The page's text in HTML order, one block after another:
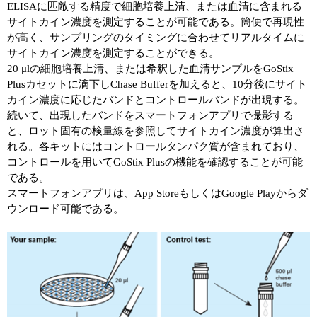
ELISAに匹敵する精度で細胞培養上清、または血清に含まれる
サイトカイン濃度を測定することが可能である。簡便で再現性
が高く、サンプリングのタイミングに合わせてリアルタイムに
サイトカイン濃度を測定することができる。
20 μlの細胞培養上清、または希釈した血清サンプルをGoStix
Plusカセットに滴下しChase Bufferを加えると、10分後にサイト
カイン濃度に応じたバンドとコントロールバンドが出現する。
続いて、出現したバンドをスマートフォンアプリで撮影する
と、ロット固有の検量線を参照してサイトカイン濃度が算出さ
れる。各キットにはコントロールタンパク質が含まれており、
コントロールを用いてGoStix Plusの機能を確認することが可能
である。
スマートフォンアプリは、App StoreもしくはGoogle Playからダ
ウンロード可能である。